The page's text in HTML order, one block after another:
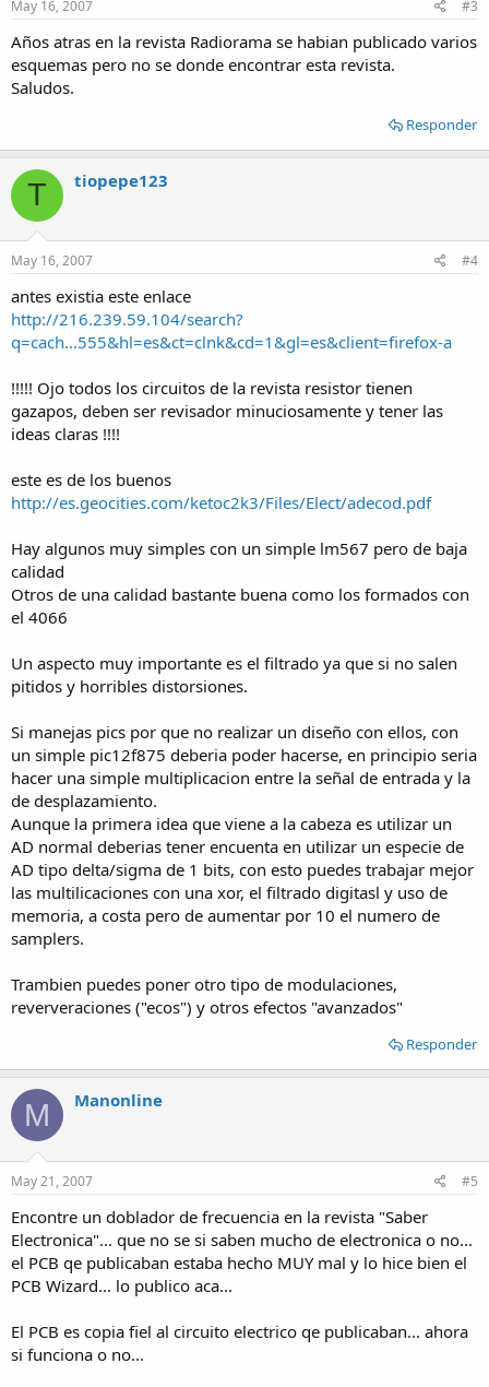
May 16, 2007 #3
Años atras en la revista Radiorama se habian publicado varios
esquemas pero no se donde encontrar esta revista.
Saludos.
Responder
T tiopepe123
May 16, 2007 #4
antes existia este enlace
http://216.239.59.104/search?
q=cach...555&hl=es&ct=clnk&cd=1&gl=es&client=firefox-a
!!!!! Ojo todos los circuitos de la revista resistor tienen
gazapos, deben ser revisador minuciosamente y tener las
ideas claras !!!!
este es de los buenos
http://es.geocities.com/ketoc2k3/Files/Elect/adecod.pdf
Hay algunos muy simples con un simple lm567 pero de baja
calidad
Otros de una calidad bastante buena como los formados con
el 4066
Un aspecto muy importante es el filtrado ya que si no salen
pitidos y horribles distorsiones.
Si manejas pics por que no realizar un diseño con ellos, con
un simple pic12f875 deberia poder hacerse, en principio seria
hacer una simple multiplicacion entre la señal de entrada y la
de desplazamiento.
Aunque la primera idea que viene a la cabeza es utilizar un
AD normal deberias tener encuenta en utilizar un especie de
AD tipo delta/sigma de 1 bits, con esto puedes trabajar mejor
las multilicaciones con una xor, el filtrado digitasl y uso de
memoria, a costa pero de aumentar por 10 el numero de
samplers.
Trambien puedes poner otro tipo de modulaciones,
reververaciones ("ecos") y otros efectos "avanzados"
Responder
M Manonline
May 21, 2007 #5
Encontre un doblador de frecuencia en la revista "Saber
Electronica"... que no se si saben mucho de electronica o no...
el PCB qe publicaban estaba hecho MUY mal y lo hice bien el
PCB Wizard... lo publico aca...
El PCB es copia fiel al circuito electrico qe publicaban... ahora
si funciona o no...